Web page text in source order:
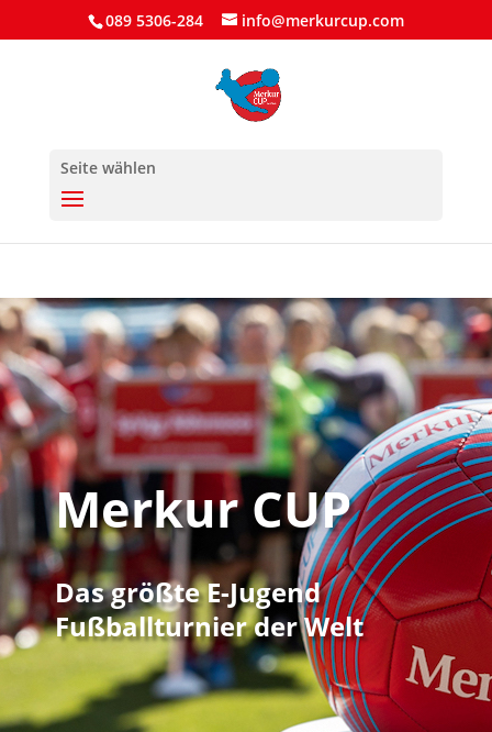
089 5306-284 info@merkurcup.com
Seite wählen
Merkur CUP
Das größte E-Jugend
Fußballturnier der Welt